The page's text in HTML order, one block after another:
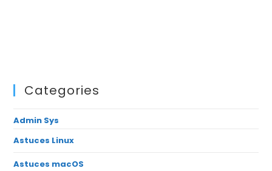
Categories
Admin Sys
Astuces Linux
Astuces macOS